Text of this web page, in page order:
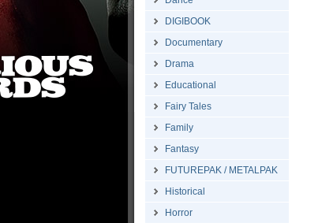
DIGIBOOK
Documentary
Drama
Educational
Fairy Tales
Family
Fantasy
FUTUREPAK / METALPAK
Historical
Horror